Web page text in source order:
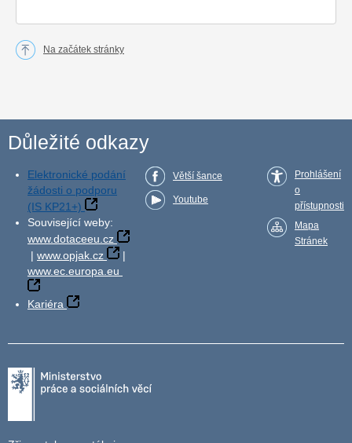
Na začátek stránky
Důležité odkazy
Elektronické podání
žádosti o podporu
(IS KP21+)
Související weby:
www.dotaceeu.cz
| www.opjak.cz
|
www.ec.europa.eu
Kariéra
Větší šance
Youtube
Prohlášení
o
přístupnosti
Mapa
Stránek